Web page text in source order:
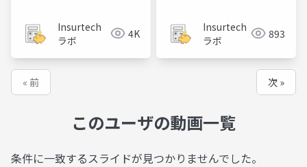
方
Insurtech
ラボ
4K
Insurtech
ラボ
893
« 前 次 »
このユーザの動画一覧
条件に一致するスライドが見つかりませんでした。